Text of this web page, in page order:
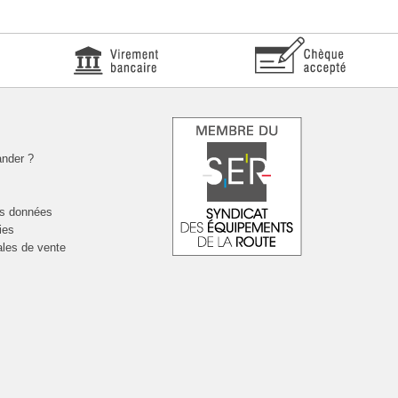
?
données
de vente